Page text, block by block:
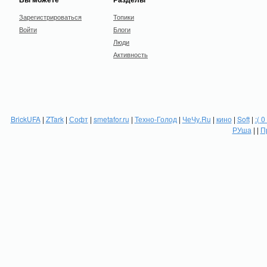
Зарегистрироваться
Войти
Топики
Блоги
Люди
Активность
BrickUFA| ZTark| Софт| smetafor.ru | Техно-Голод | ЧеЧу.Ru | кино| Soft| :(
РУша | |